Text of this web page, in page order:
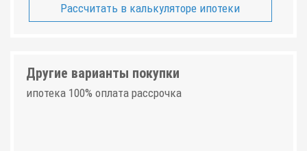
Рассчитать в калькуляторе ипотеки
Другие варианты покупки
ипотека 100% оплата рассрочка